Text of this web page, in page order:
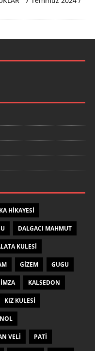
HIKAYESI
DALGACI MAHMUT
KULESI
GIZEM GUGU
IMZA KALSEDON
KIZ KULESI
VELI PATI